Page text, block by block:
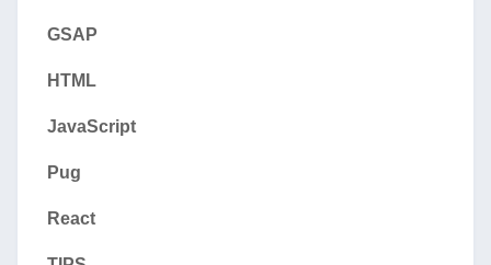
GSAP
HTML
JavaScript
Pug
React